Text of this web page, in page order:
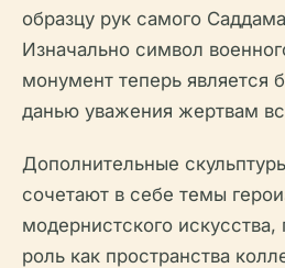
образцу рук самого
Изначально символ
монумент теперь является
данью уважения жертвам
Дополнительные
сочетают в себе темы
модернистского искусства,
роль как пространства